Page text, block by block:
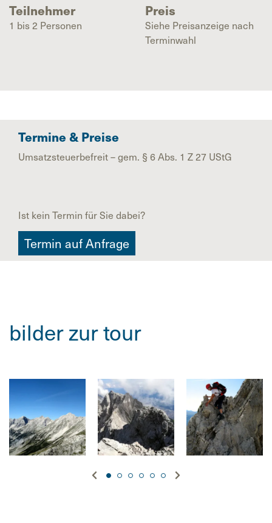
Teilnehmer
1 bis 2 Personen
Preis
Siehe Preisanzeige nach
Terminwahl
Termine & Preise
Umsatzsteuerbefreit – gem. § 6 Abs. 1 Z 27 UStG
Ist kein Termin für Sie dabei?
Termin auf Anfrage
bilder zur tour